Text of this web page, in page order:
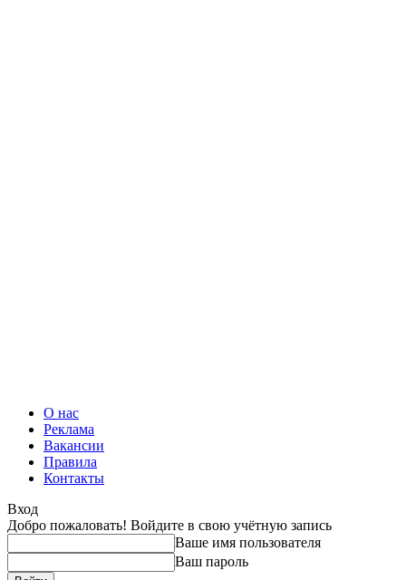
О нас
Реклама
Вакансии
Правила
Контакты
Вход
Добро пожаловать! Войдите в свою учётную запись
Ваше имя пользователя
Ваш пароль